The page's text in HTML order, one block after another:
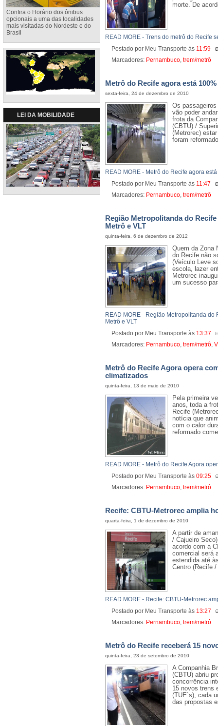
Confira o Horário dos ônibus
opcionais a uma das localidades
mais visitadas do Nordeste e do
Brasil
LEI DA MOBILIDADE
morte. De
READ MORE - Trens do metrô do Recife
Postado por Meu Transporte às 11:59
Marcadores: Pernambuco trem/metrô
Metrô do Recife agora está
sexta-feira, 24 de dezembro de 2010
Os
vão poder
frota da
(CBTU) /
(Metrorec)
foram
READ MORE - Metrô do Recife agora
Postado por Meu Transporte às 11:47
Marcadores: Pernambuco trem/metrô
Região Metropolitanda do
Metrô e VLT
quinta-feira, 6 de dezembro de 2012
Quem da Zona
do Recife não
(Veículo Leve
escola, lazer
Metrorec
um sucesso
READ MORE - Região Metropolitanda
Metrô e VLT
Postado por Meu Transporte às 13:37
Marcadores: Pernambuco trem/metrô
Metrô do Recife Agora opera
climatizados
quinta-feira, 13 de maio de 2010
Pela primeira
anos, toda a
Recife
notícia que
com o calor
reformado
READ MORE - Metrô do Recife Agora
Postado por Meu Transporte às 09:25
Marcadores: Pernambuco trem/metrô
Recife: CBTU-Metrorec amplia
quarta-feira, 1 de dezembro de 2010
A partir de
/ Cajueiro
acordo com a
comercial será
estendida até
Centro (Recife
READ MORE - Recife: CBTU-Metrorec
Postado por Meu Transporte às 13:27
Marcadores: Pernambuco trem/metrô
Metrô do Recife receberá 15
quinta-feira, 23 de setembro de 2010
A Companhia
(CBTU) abriu
concorrência
15 novos trens
(TUE`s), cada
das propostas